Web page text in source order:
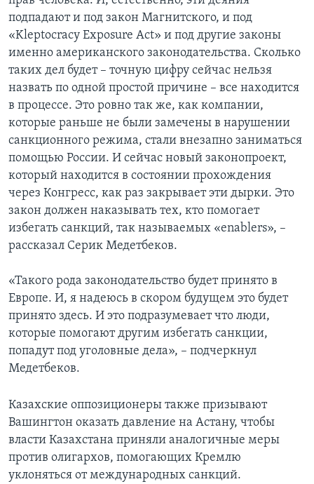
подпадают и под закон Магнитского, и под
«Kleptocracy Exposure Act» и под другие законы
именно американского законодательства. Сколько
таких дел будет – точную цифру сейчас нельзя
назвать по одной простой причине – все находится
в процессе. Это ровно так же, как компании,
которые раньше не были замечены в нарушении
санкционного режима, стали внезапно заниматься
помощью России. И сейчас новый законопроект,
который находится в состоянии прохождения
через Конгресс, как раз закрывает эти дырки. Это
закон должен наказывать тех, кто помогает
избегать санкций, так называемых «еnablers», –
рассказал Серик Медетбеков.
«Такого рода законодательство будет принято в
Европе. И, я надеюсь в скором будущем это будет
принято здесь. И это подразумевает что люди,
которые помогают другим избегать санкции,
попадут под уголовные дела», – подчеркнул
Медетбеков.
Казахские оппозиционеры также призывают
Вашингтон оказать давление на Астану, чтобы
власти Казахстана приняли аналогичные меры
против олигархов, помогающих Кремлю
уклоняться от международных санкций.